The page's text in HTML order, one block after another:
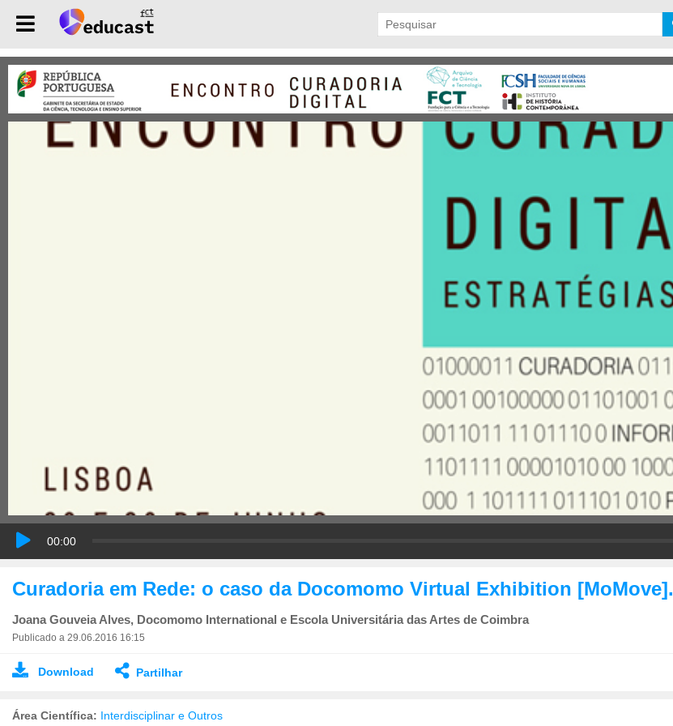
00:00
Curadoria em Rede: o caso da Docomomo Virtual Exhibition [MoMove].
Joana Gouveia Alves, Docomomo International e Escola Universitária das Artes de Coimbra
Publicado a 29.06.2016 16:15
Download Partilhar
Área Científica: Interdisciplinar e Outros